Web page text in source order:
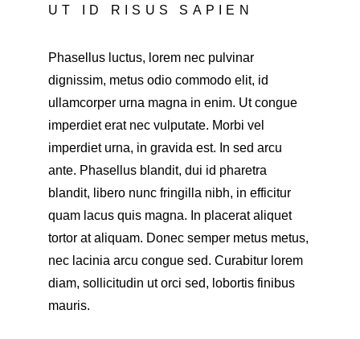
UT ID RISUS SAPIEN
Phasellus luctus, lorem nec pulvinar
dignissim, metus odio commodo elit, id
ullamcorper urna magna in enim. Ut congue
imperdiet erat nec vulputate. Morbi vel
imperdiet urna, in gravida est. In sed arcu
ante. Phasellus blandit, dui id pharetra
blandit, libero nunc fringilla nibh, in efficitur
quam lacus quis magna. In placerat aliquet
tortor at aliquam. Donec semper metus metus,
nec lacinia arcu congue sed. Curabitur lorem
diam, sollicitudin ut orci sed, lobortis finibus
mauris.